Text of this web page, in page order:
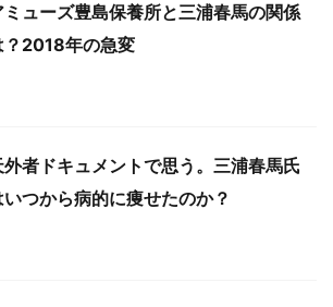
ミューズ豊島保養所と三浦春馬の関係
？2018年の急変
外者ドキュメントで思う。三浦春馬氏
いつから病的に痩せたのか？